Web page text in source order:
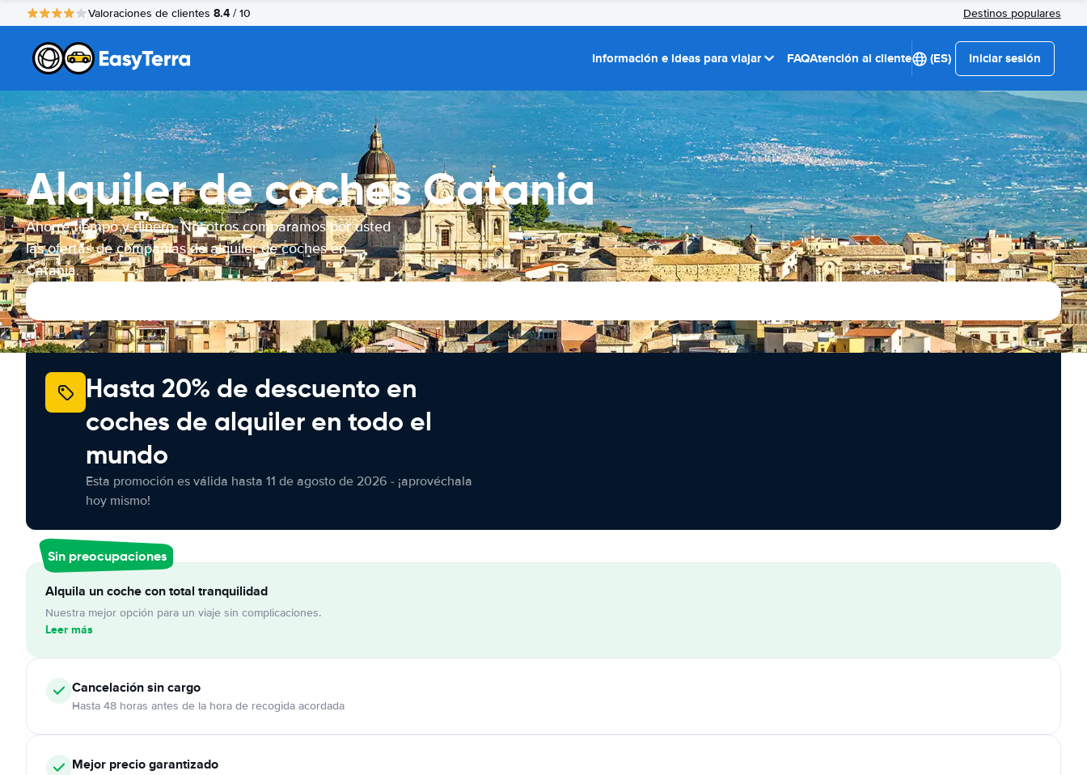
Valoraciones de clientes 8.4 / 10 Destinos populares
Información e ideas para viajar FAQAtención al cliente (ES) Iniciar sesión
Alquiler de coches Catania
Ahorre tiempo y dinero. Nosotros comparamos por usted
las ofertas de compañías de alquiler de coches en
Catania.
Hasta 20% de descuento en
coches de alquiler en todo el
mundo
Esta promoción es válida hasta 11 de agosto de 2026 - ¡aprovéchala
hoy mismo!
Sin preocupaciones
Alquila un coche con total tranquilidad
Nuestra mejor opción para un viaje sin complicaciones.
Leer más
Cancelaciónsin cargo
Hasta 48 horas antes de la hora de recogida acordada
Mejor precio garantizado